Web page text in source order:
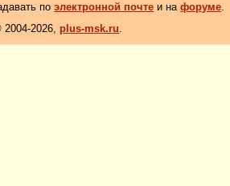
поэлектронной почте и нафоруме.
2004-2026, plus-msk.ru.